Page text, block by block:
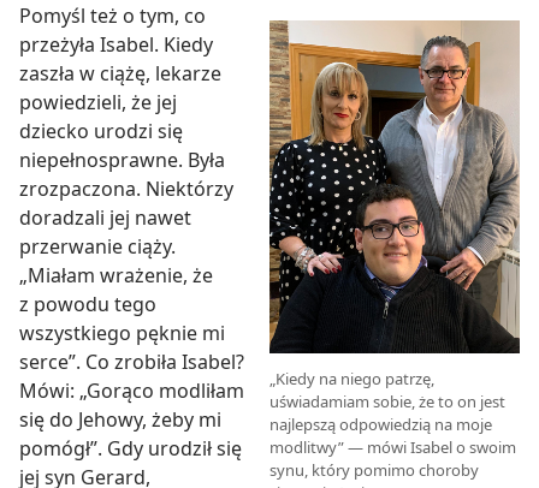
„Kiedy na niego patrzę,
uświadamiam sobie, że to on jest
najlepszą odpowiedzią na moje
modlitwy” — mówi Isabel o swoim
synu, który pomimo choroby
Pomyśl też o tym, co
przeżyła Isabel. Kiedy
zaszła w ciążę, lekarze
powiedzieli, że jej
dziecko urodzi się
niepełnosprawne. Była
zrozpaczona. Niektórzy
doradzali jej nawet
przerwanie ciąży.
„Miałam wrażenie, że
z powodu tego
wszystkiego pęknie mi
serce”. Co zrobiła Isabel?
Mówi: „Gorąco modliłam
się do Jehowy, żeby mi
pomógł”. Gdy urodził się
jej syn Gerard,